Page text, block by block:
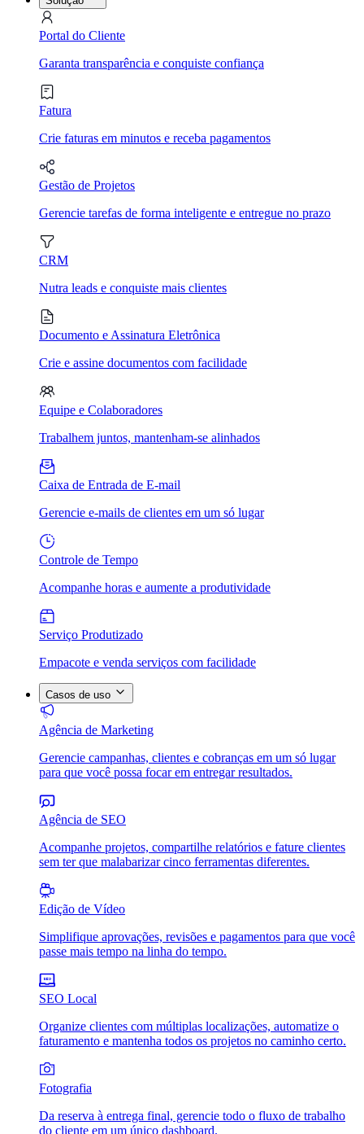
Portal do Cliente
Garanta transparência e conquiste confiança
Fatura
Crie faturas em minutos e receba pagamentos
Gestão de Projetos
Gerencie tarefas de forma inteligente e entregue no prazo
CRM
Nutra leads e conquiste mais clientes
Documento e Assinatura Eletrônica
Crie e assine documentos com facilidade
Equipe e Colaboradores
Trabalhem juntos, mantenham-se alinhados
Caixa de Entrada de E-mail
Gerencie e-mails de clientes em um só lugar
Controle de Tempo
Acompanhe horas e aumente a produtividade
Serviço Produtizado
Empacote e venda serviços com facilidade
Casos de uso
Agência de Marketing
Gerencie campanhas, clientes e cobranças em um só lugar
para que você possa focar em entregar resultados.
Agência de SEO
Acompanhe projetos, compartilhe relatórios e fature clientes
sem ter que malabarizar cinco ferramentas diferentes.
Edição de Vídeo
Simplifique aprovações, revisões e pagamentos para que você
passe mais tempo na linha do tempo.
SEO Local
Organize clientes com múltiplas localizações, automatize o
faturamento e mantenha todos os projetos no caminho certo.
Fotografia
Da reserva à entrega final, gerencie todo o fluxo de trabalho
do cliente em um único dashboard.